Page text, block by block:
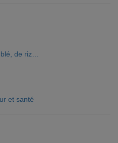
blé, de riz…
et santé